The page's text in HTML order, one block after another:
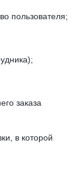
пользователя;
заказа
в которой